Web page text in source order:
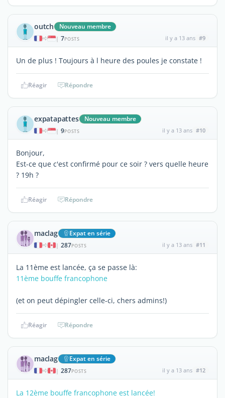
outch Nouveau membre
| 7POSTS il y a 13 ans #9
Un de plus ! Toujours à l heure des poules je constate !
Réagir Répondre
expatapattes Nouveau membre
| 9POSTS il y a 13 ans #10
Bonjour,
Est-ce que c'est confirmé pour ce soir ? vers quelle heure
? 19h ?
Réagir Répondre
maclag Expat en série
| 287POSTS il y a 13 ans #11
La 11ème est lancée, ça se passe là:
11ème bouffe francophone
(et on peut dépingler celle-ci, chers admins!)
Réagir Répondre
maclag Expat en série
| 287POSTS il y a 13 ans #12
La 12ème bouffe francophone est lancée!